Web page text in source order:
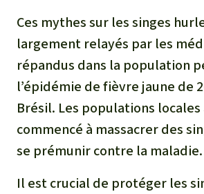
Ces mythes sur les singes
largement relayés par les
répandus dans la population
l’épidémie de fièvre jaune de
Brésil. Les populations
commencé à massacrer des
se prémunir contre la maladie.
Il est crucial de protéger les